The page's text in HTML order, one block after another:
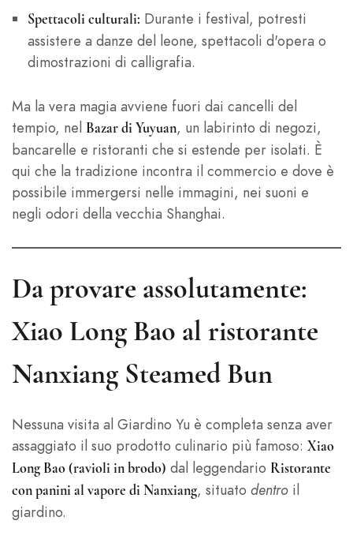
Spettacoli culturali: Durante i festival, potresti
assistere a danze del leone, spettacoli d'opera o
dimostrazioni di calligrafia.
Ma la vera magia avviene fuori dai cancelli del
tempio, nel Bazar di Yuyuan, un labirinto di negozi,
bancarelle e ristoranti che si estende per isolati. È
qui che la tradizione incontra il commercio e dove è
possibile immergersi nelle immagini, nei suoni e
negli odori della vecchia Shanghai.
Da provare assolutamente:
Xiao Long Bao al ristorante
Nanxiang Steamed Bun
Nessuna visita al Giardino Yu è completa senza aver
assaggiato il suo prodotto culinario più famoso: Xiao
Long Bao (ravioli in brodo) dal leggendario Ristorante
con panini al vapore di Nanxiang, situato dentro il
giardino.